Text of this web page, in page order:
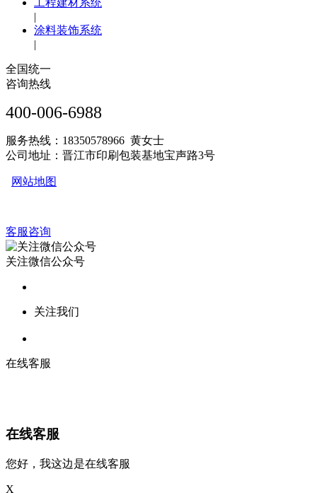
工程建材系统
|
涂料装饰系统
|
全国统一
咨询热线
400-006-6988
服务热线：18350578966 黄女士
公司地址：晋江市印刷包装基地宝声路3号
网站地图
客服咨询
关注微信公众号
关注我们
在线客服
在线客服
您好，我这边是在线客服
X